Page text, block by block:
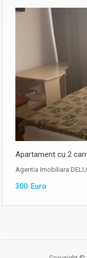
Apartament cu 2
Agentia Imobiliara
300 Euro